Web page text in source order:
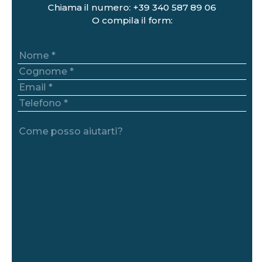
Chiama il numero: +39 340 587 89 06
O compila il form: